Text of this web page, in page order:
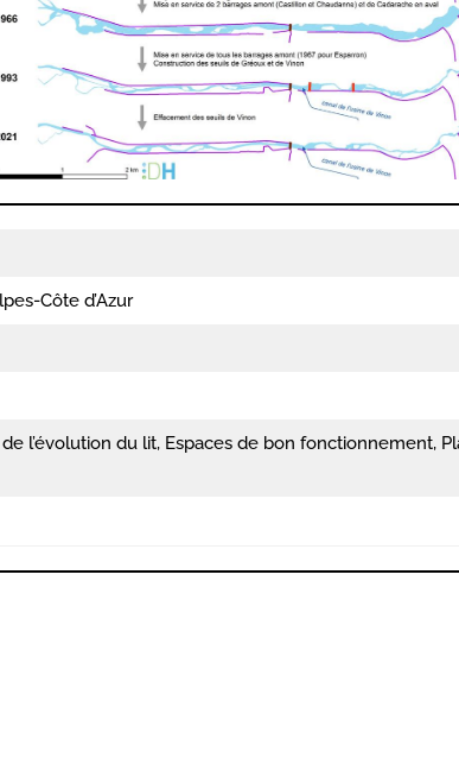
Côte d’Azur
l’évolution du lit, Espaces de bon fonctionnement,